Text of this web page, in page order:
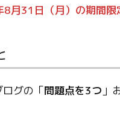
31日（月）の期間限
グの「問題点を3つ 」